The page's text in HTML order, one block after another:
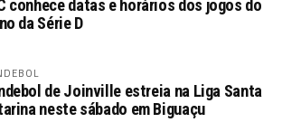
conhece datas e horários dos jogos do
da Série D
de Joinville estreia na Liga Santa
neste sábado em Biguaçu